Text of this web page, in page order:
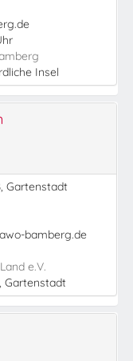
Insel
Gartenstadt
bamberg.de
e.V.
Gartenstadt